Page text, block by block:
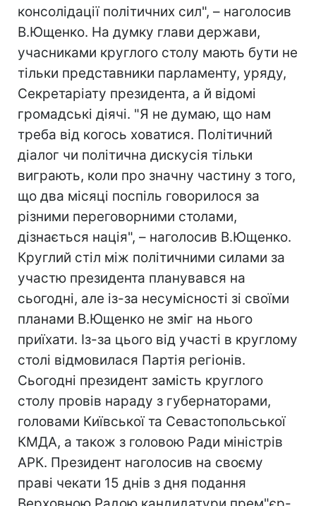
консолідації політичних сил", – наголосив
В.Ющенко. На думку глави держави,
учасниками круглого столу мають бути не
тільки представники парламенту, уряду,
Секретаріату президента, а й відомі
громадські діячі. "Я не думаю, що нам
треба від когось ховатися. Політичний
діалог чи політична дискусія тільки
виграють, коли про значну частину з того,
що два місяці поспіль говорилося за
різними переговорними столами,
дізнається нація", – наголосив В.Ющенко.
Круглий стіл між політичними силами за
участю президента планувався на
сьогодні, але із-за несумісності зі своїми
планами В.Ющенко не зміг на нього
приїхати. Із-за цього від участі в круглому
столі відмовилася Партія регіонів.
Сьогодні президент замість круглого
столу провів нараду з губернаторами,
головами Київської та Севастопольської
КМДА, а також з головою Ради міністрів
АРК. Президент наголосив на своєму
праві чекати 15 днів з дня подання